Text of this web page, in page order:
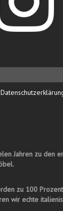
Jahren zu den
zu 100
wir echte